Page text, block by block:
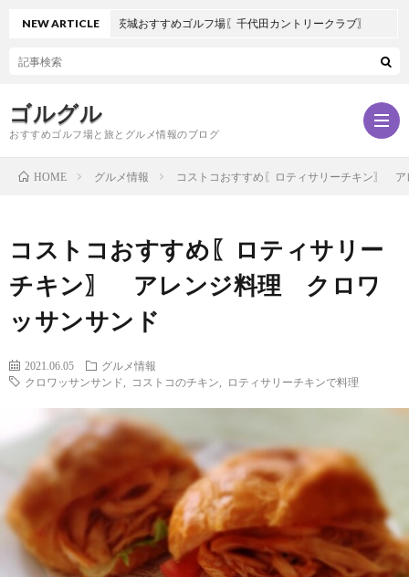
ゴルグル
おすすめゴルフ場と旅とグルメ情報のブログ
ジ
NEW ARTICLE
茨城おすすめゴルフ場〖千代田カントリークラブ〗
HOME グルメ情報 コストコおすすめ〖ロティサリーチキン〗
コストコおすすめ〖ロティサリー
チキン〗 アレンジ料理 クロワ
ッサンサンド
2021.06.05
グルメ情報
クロワッサンサンド
コストコのチキン ロティサリーチキンで料理